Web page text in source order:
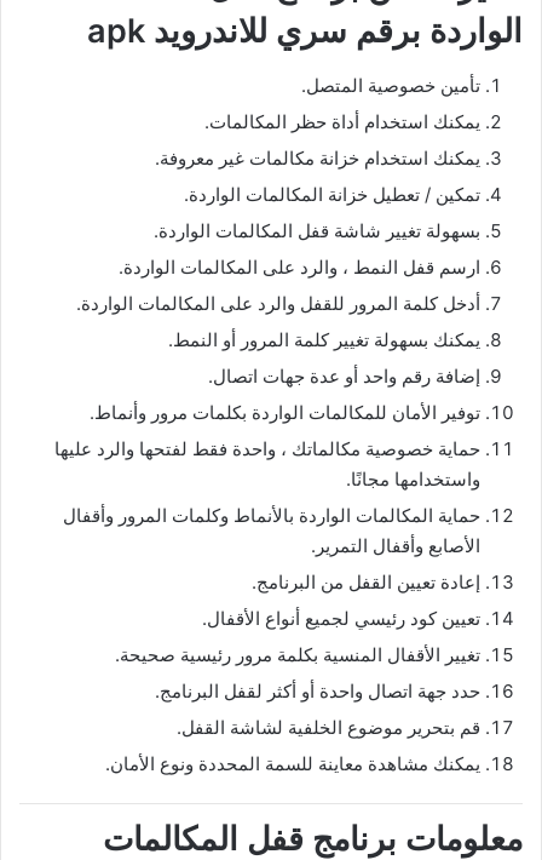
الواردة برقم سري للاندرويد apk
تأمين خصوصية المتصل.
يمكنك استخدام أداة حظر المكالمات.
يمكنك استخدام خزانة مكالمات غير معروفة.
تمكين / تعطيل خزانة المكالمات الواردة.
بسهولة تغيير شاشة قفل المكالمات الواردة.
ارسم قفل النمط ، والرد على المكالمات الواردة.
أدخل كلمة المرور للقفل والرد على المكالمات الواردة.
يمكنك بسهولة تغيير كلمة المرور أو النمط.
إضافة رقم واحد أو عدة جهات اتصال.
توفير الأمان للمكالمات الواردة بكلمات مرور وأنماط.
حماية خصوصية مكالماتك ، واحدة فقط لفتحها والرد عليها
واستخدامها مجانًا.
حماية المكالمات الواردة بالأنماط وكلمات المرور وأقفال
الأصابع وأقفال التمرير.
إعادة تعيين القفل من البرنامج.
تعيين كود رئيسي لجميع أنواع الأقفال.
تغيير الأقفال المنسية بكلمة مرور رئيسية صحيحة.
حدد جهة اتصال واحدة أو أكثر لقفل البرنامج.
قم بتحرير موضوع الخلفية لشاشة القفل.
يمكنك مشاهدة معاينة للسمة المحددة ونوع الأمان.
معلومات برنامج قفل المكالمات